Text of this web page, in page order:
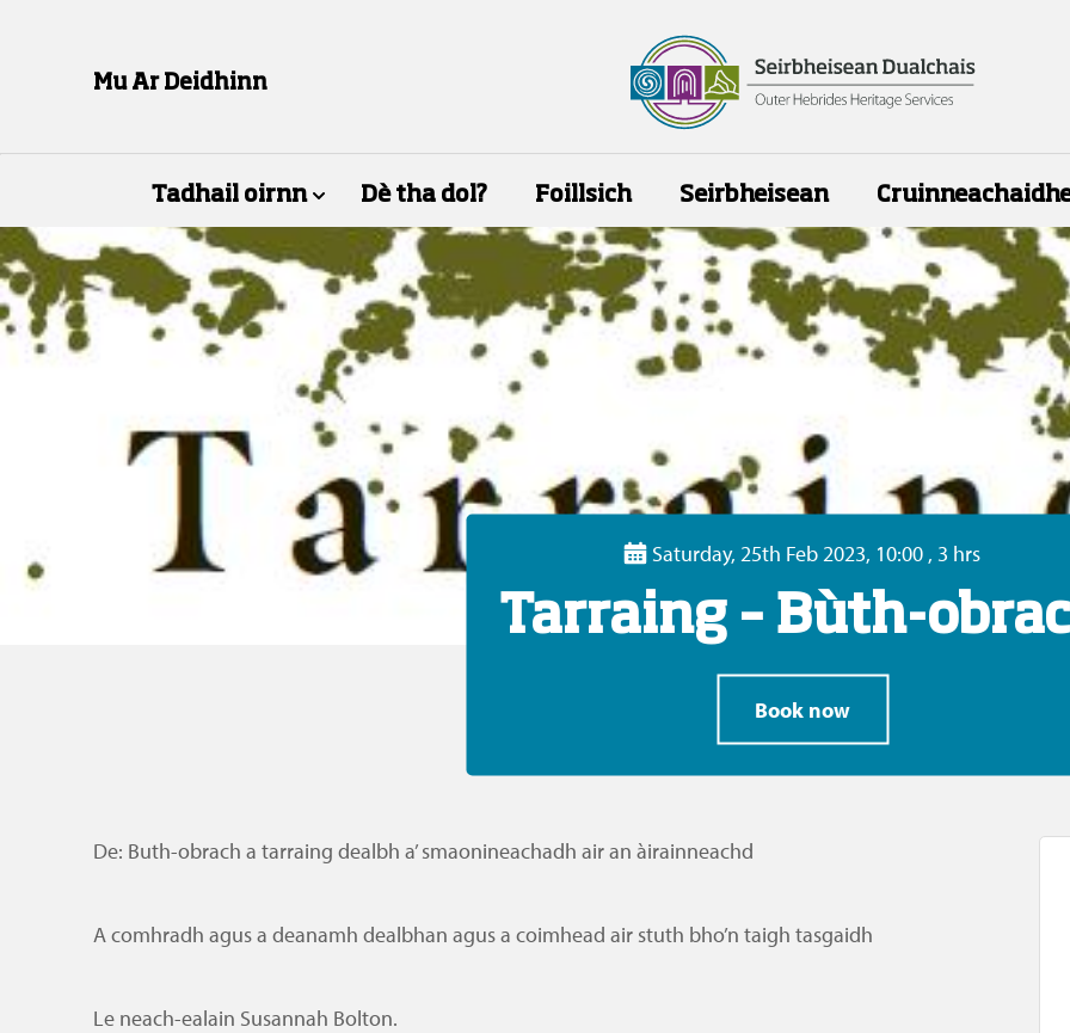
Mu Ar Deidhinn
Tadhail oirnn Dè tha dol? Foillsich Seirbheisean
Saturday, 25th Feb 2023, 10:00 , 3 hrs
Tarraing – Bùth-
Book now
De: Buth-obrach a tarraing dealbh a’ smaonineachadh air an àirainneachd
A comhradh agus a deanamh dealbhan agus a coimhead air stuth bho’n taigh tasgaidh
Le neach-ealain Susannah Bolton.